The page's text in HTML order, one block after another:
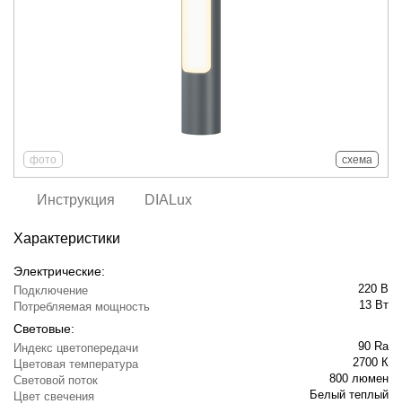
фото схема
Инструкция DIALux
Характеристики
Электрические:
Подключение
220 В
Потребляемая мощность
13 Вт
Световые:
Индекс цветопередачи
90 Ra
Цветовая температура
2700 К
Световой поток
800 люмен
Цвет свечения
Белый теплый